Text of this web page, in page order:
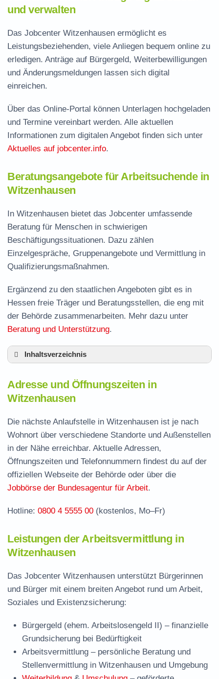
und verwalten
Das Jobcenter Witzenhausen ermöglicht es
Leistungsbeziehenden, viele Anliegen bequem online zu
erledigen. Anträge auf Bürgergeld, Weiterbewilligungen
und Änderungsmeldungen lassen sich digital
einreichen.
Über das Online-Portal können Unterlagen hochgeladen
und Termine vereinbart werden. Alle aktuellen
Informationen zum digitalen Angebot finden sich unter
Aktuelles auf jobcenter.info.
Beratungsangebote für Arbeitsuchende in
Witzenhausen
In Witzenhausen bietet das Jobcenter umfassende
Beratung für Menschen in schwierigen
Beschäftigungssituationen. Dazu zählen
Einzelgespräche, Gruppenangebote und Vermittlung in
Qualifizierungsmaßnahmen.
Ergänzend zu den staatlichen Angeboten gibt es in
Hessen freie Träger und Beratungsstellen, die eng mit
der Behörde zusammenarbeiten. Mehr dazu unter
Beratung und Unterstützung.
Inhaltsverzeichnis
Leistungen der Arbeitsvermittlung in
Witzenhausen
Termin vereinbaren und Bürgergeld beantragen
Jobcenter Werra-Meißner-Kreis – zuständige
Stelle
Stellenangebote und Jobbörse in
Witzenhausen
Adresse und Öffnungszeiten in
Witzenhausen
Die nächste Anlaufstelle in Witzenhausen ist je nach
Wohnort über verschiedene Standorte und Außenstellen
in der Nähe erreichbar. Aktuelle Adressen,
Öffnungszeiten und Telefonnummern findest du auf der
offiziellen Webseite der Behörde oder über die
Jobbörse der Bundesagentur für Arbeit.
Hotline: 0800 4 5555 00 (kostenlos, Mo–Fr)
Leistungen der Arbeitsvermittlung in
Witzenhausen
Das Jobcenter Witzenhausen unterstützt Bürgerinnen
und Bürger mit einem breiten Angebot rund um Arbeit,
Soziales und Existenzsicherung:
Bürgergeld (ehem. Arbeitslosengeld II) – finanzielle
Grundsicherung bei Bedürftigkeit
Arbeitsvermittlung – persönliche Beratung und
Stellenvermittlung in Witzenhausen und Umgebung